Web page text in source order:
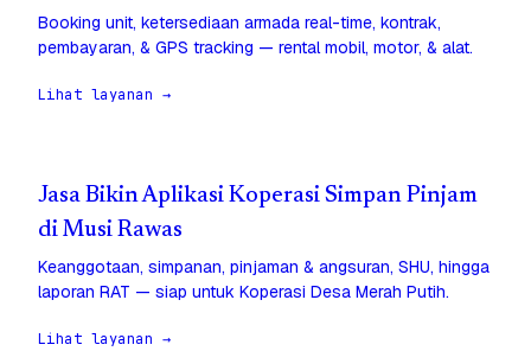
Booking unit, ketersediaan armada real-time, kontrak,
pembayaran, & GPS tracking — rental mobil, motor, & alat.
Lihat layanan →
Jasa Bikin Aplikasi Koperasi Simpan Pinjam
di Musi Rawas
Keanggotaan, simpanan, pinjaman & angsuran, SHU, hingga
laporan RAT — siap untuk Koperasi Desa Merah Putih.
Lihat layanan →